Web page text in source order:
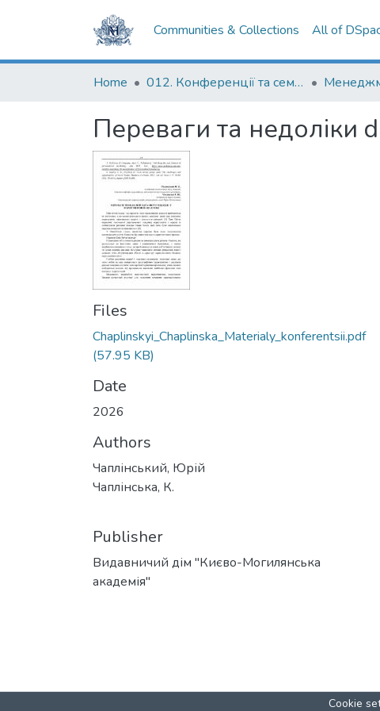
Communities & Collections All of
Home 012. Конференції та семінари НаУКМА
Переваги та недоліки
Files
Chaplinskyi_Chaplinska_Materialy_konferentsii.pdf
(57.95 KB)
Date
2026
Authors
Чаплінський, Юрій
Чаплінська, К.
Publisher
Видавничий дім "Києво-Могилянська
академія"
Cookie